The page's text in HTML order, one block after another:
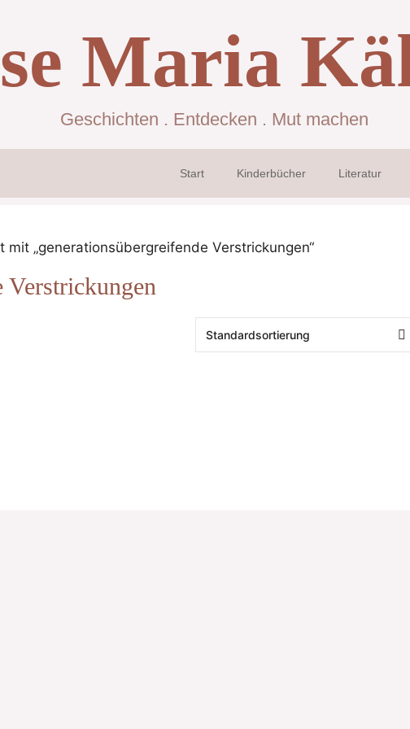
Maria
Geschichten . Entdecken . Mut machen
Start Kinderbücher Literatur
„generationsübergreifende Verstrickungen“
Verstrickungen